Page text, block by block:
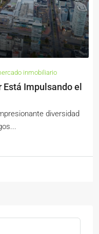
inmobiliario
Impulsando el
diversidad